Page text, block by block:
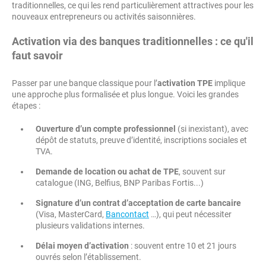
traditionnelles, ce qui les rend particulièrement attractives pour les
nouveaux entrepreneurs ou activités saisonnières.
Activation via des banques traditionnelles : ce qu'il
faut savoir
Passer par une banque classique pour l’activation TPE implique
une approche plus formalisée et plus longue. Voici les grandes
étapes :
Ouverture d’un compte professionnel (si inexistant), avec
dépôt de statuts, preuve d’identité, inscriptions sociales et
TVA.
Demande de location ou achat de TPE, souvent sur
catalogue (ING, Belfius, BNP Paribas Fortis...)
Signature d’un contrat d’acceptation de carte bancaire
(Visa, MasterCard, Bancontact …), qui peut nécessiter
plusieurs validations internes.
Délai moyen d’activation : souvent entre 10 et 21 jours
ouvrés selon l’établissement.